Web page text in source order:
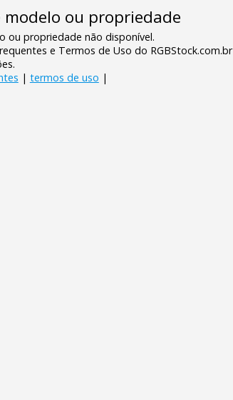
modelo ou propriedade
ou propriedade não disponível.
e Termos de Uso do RGBStock.com.br
| termos de uso |